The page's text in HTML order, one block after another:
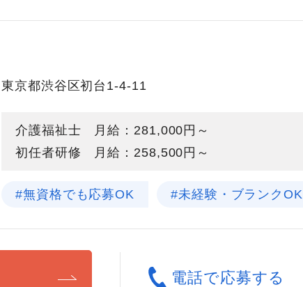
東京都渋谷区初台1-4-11
介護福祉士 月給：281,000円～
初任者研修 月給：258,500円～
#無資格でも応募OK #未経験・ブランクOK
電話で応募する